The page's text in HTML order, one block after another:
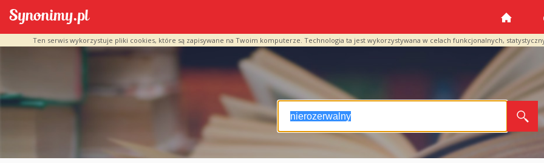
Ten serwis wykorzystuje pliki cookies, które są zapisywane na Twoim komputerze. Technologia ta jest wykorzystywana w celach funkcjonalnych,